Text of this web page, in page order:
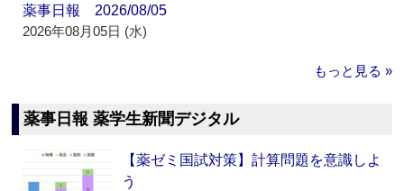
薬事日報 2026/08/05
2026年08月05日 (水)
もっと見る »
薬事日報 薬学生新聞デジタル
【薬ゼミ国試対策】計算問題を意識しよ
う